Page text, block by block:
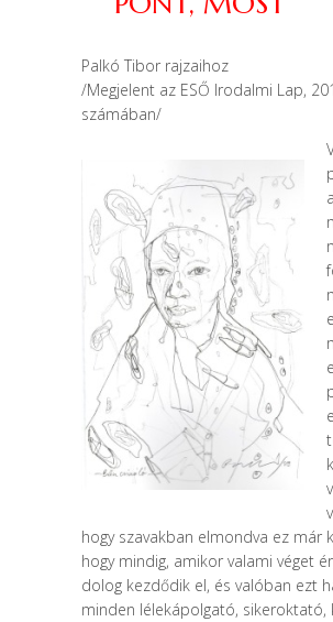
Palkó Tibor rajzaihoz
/Megjelent az ESŐ Irodalmi Lap,
számában/
hogy sza­vakban elmondva ez már
hogy mindig, amikor valami véget
dolog kezdődik el, és valóban ezt
minden lélekápolgató, sikerok­tató,